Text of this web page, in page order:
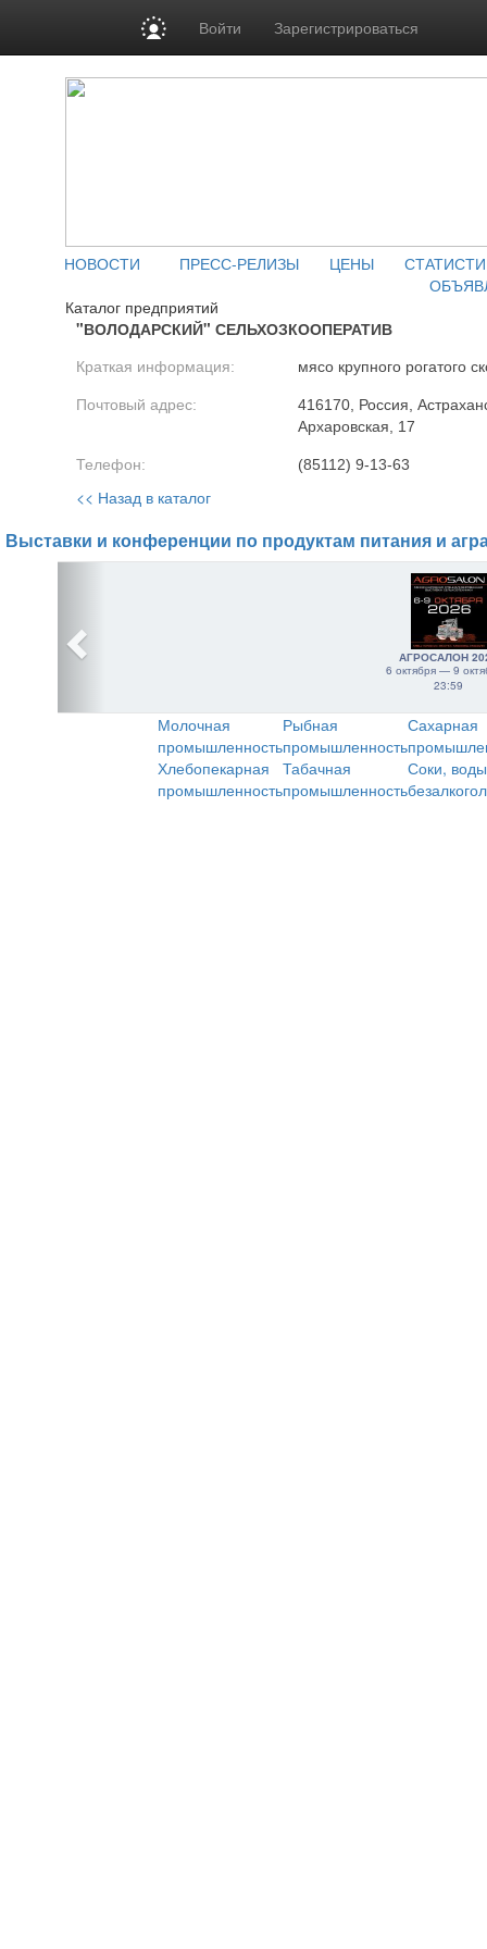
Войти Зарегистрироваться
НОВОСТИ ПРЕСС-РЕЛИЗЫ ЦЕНЫ
Каталог предприятий
"ВОЛОДАРСКИЙ" СЕЛЬХОЗКООПЕРАТИВ
Краткая информация: мясо крупного рогатого
Почтовый адрес:
416170, Россия,
Архаровская, 17
Телефон: (85112) 9-13-63
<< Назад в каталог
Выставки и конференции по продуктам питания и
АГРОСАЛОН
6 октября — 9
23:59
Молочная
промышленность
Рыбная
промышленность
Сахарная
Хлебопекарная
промышленность
Табачная
промышленность
Соки,